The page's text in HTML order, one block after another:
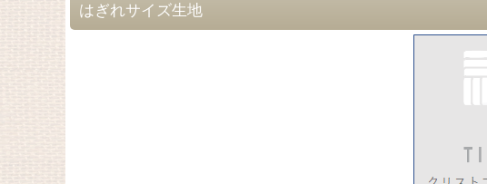
はぎれサイズ生地